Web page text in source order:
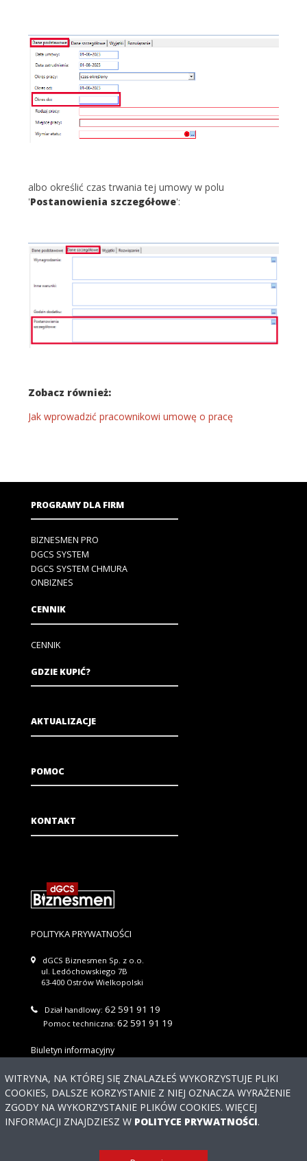
Potrzebujesz
pomocy?
albo określić czas trwania tej umowy w polu
'Postanowienia szczegółowe':
Zobacz również:
Jak wprowadzić pracownikowi umowę o pracę
PROGRAMY DLA FIRM
BIZNESMEN PRO
DGCS SYSTEM
DGCS SYSTEM CHMURA
ONBIZNES
CENNIK
CENNIK
GDZIE KUPIĆ?
AKTUALIZACJE
POMOC
KONTAKT
POLITYKA PRYWATNOŚCI
dGCS Biznesmen Sp. z o.o.
ul. Ledóchowskiego 7B
63-400 Ostrów Wielkopolski
Dział handlowy: 62 591 91 19
Pomoc techniczna:62 591 91 19
Biuletyn informacyjny
Wyślij
Akceptuję warunkiRegulaminu newslettera
WITRYNA, NA KTÓREJ SIĘ ZNALAZŁEŚ WYKORZYSTUJE PLIKI
COOKIES, DALSZE KORZYSTANIE Z NIEJ OZNACZA WYRAŻENIE
ZGODY NA WYKORZYSTANIE PLIKÓW COOKIES. WIĘCEJ
INFORMACJI ZNAJDZIESZ W POLITYCE PRYWATNOŚCI.
© 2026 DGCS BIZNESMEN SP. Z O.O. WSZYSTKIE PRAWA